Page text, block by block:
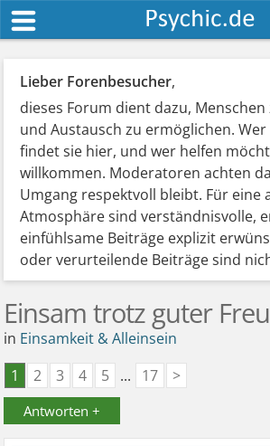
Lieber Forenbesucher,
dieses Forum dient dazu,
und Austausch zu ermöglichen.
findet sie hier, und wer helfen
willkommen. Moderatoren achten
Umgang respektvoll bleibt. Für eine
Atmosphäre sind verständnisvolle,
einfühlsame Beiträge explizit
oder verurteilende Beiträge sind
Einsam trotz guter
in Einsamkeit & Alleinsein
1
2 3 4 5 ... 17 >
Antworten +